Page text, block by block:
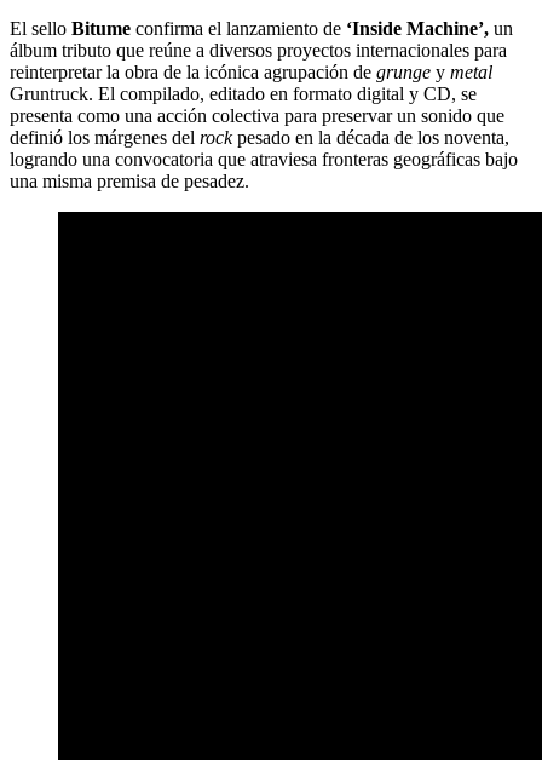
El sello Bitume confirma el lanzamiento de ‘Inside Machine’, un
álbum tributo que reúne a diversos proyectos internacionales para
reinterpretar la obra de la icónica agrupación de grunge y metal
Gruntruck. El compilado, editado en formato digital y CD, se
presenta como una acción colectiva para preservar un sonido que
definió los márgenes del rockpesado en la década de los noventa,
logrando una convocatoria que atraviesa fronteras geográficas bajo
una misma premisa de pesadez.